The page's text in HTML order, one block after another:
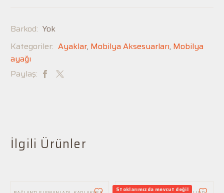
Barkod: Yok
Kategoriler: Ayaklar, Mobilya Aksesuarları, Mobilya
ayağı
Paylaş:
İlgili Ürünler
Stoklarımızda mevcut değil